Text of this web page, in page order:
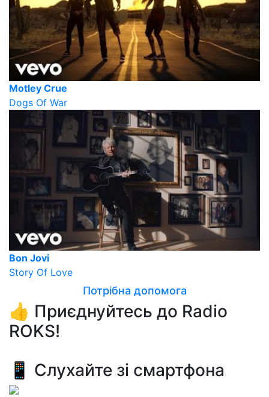
Motley Crue
Dogs Of War
Bon Jovi
Story Of Love
Потрібна допомога
👍 Приєднуйтесь до Radio
ROKS!
📱 Слухайте зі смартфона